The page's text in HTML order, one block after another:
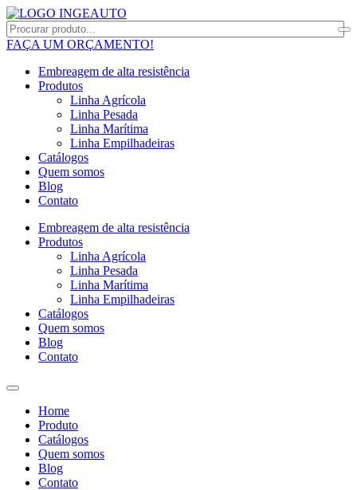
FAÇA UM ORÇAMENTO!
Embreagem de alta resistência
Produtos
Linha Agrícola
Linha Pesada
Linha Marítima
Linha Empilhadeiras
Catálogos
Quem somos
Blog
Contato
Embreagem de alta resistência
Produtos
Linha Agrícola
Linha Pesada
Linha Marítima
Linha Empilhadeiras
Catálogos
Quem somos
Blog
Contato
Home
Produto
Catálogos
Quem somos
Blog
Contato